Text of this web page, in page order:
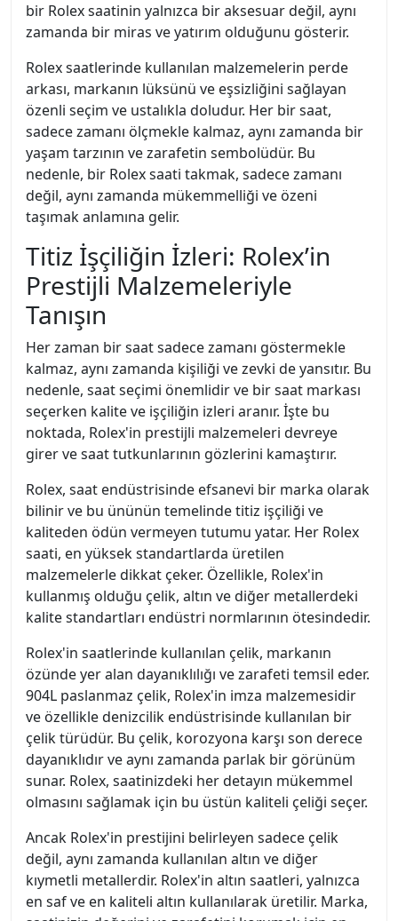
bir Rolex saatinin yalnızca bir aksesuar değil, aynı
zamanda bir miras ve yatırım olduğunu gösterir.
Rolex saatlerinde kullanılan malzemelerin perde
arkası, markanın lüksünü ve eşsizliğini sağlayan
özenli seçim ve ustalıkla doludur. Her bir saat,
sadece zamanı ölçmekle kalmaz, aynı zamanda bir
yaşam tarzının ve zarafetin sembolüdür. Bu
nedenle, bir Rolex saati takmak, sadece zamanı
değil, aynı zamanda mükemmelliği ve özeni
taşımak anlamına gelir.
Titiz İşçiliğin İzleri: Rolex’in
Prestijli Malzemeleriyle
Tanışın
Her zaman bir saat sadece zamanı göstermekle
kalmaz, aynı zamanda kişiliği ve zevki de yansıtır. Bu
nedenle, saat seçimi önemlidir ve bir saat markası
seçerken kalite ve işçiliğin izleri aranır. İşte bu
noktada, Rolex'in prestijli malzemeleri devreye
girer ve saat tutkunlarının gözlerini kamaştırır.
Rolex, saat endüstrisinde efsanevi bir marka olarak
bilinir ve bu ününün temelinde titiz işçiliği ve
kaliteden ödün vermeyen tutumu yatar. Her Rolex
saati, en yüksek standartlarda üretilen
malzemelerle dikkat çeker. Özellikle, Rolex'in
kullanmış olduğu çelik, altın ve diğer metallerdeki
kalite standartları endüstri normlarının ötesindedir.
Rolex'in saatlerinde kullanılan çelik, markanın
özünde yer alan dayanıklılığı ve zarafeti temsil eder.
904L paslanmaz çelik, Rolex'in imza malzemesidir
ve özellikle denizcilik endüstrisinde kullanılan bir
çelik türüdür. Bu çelik, korozyona karşı son derece
dayanıklıdır ve aynı zamanda parlak bir görünüm
sunar. Rolex, saatinizdeki her detayın mükemmel
olmasını sağlamak için bu üstün kaliteli çeliği seçer.
Ancak Rolex'in prestijini belirleyen sadece çelik
değil, aynı zamanda kullanılan altın ve diğer
kıymetli metallerdir. Rolex'in altın saatleri, yalnızca
en saf ve en kaliteli altın kullanılarak üretilir. Marka,